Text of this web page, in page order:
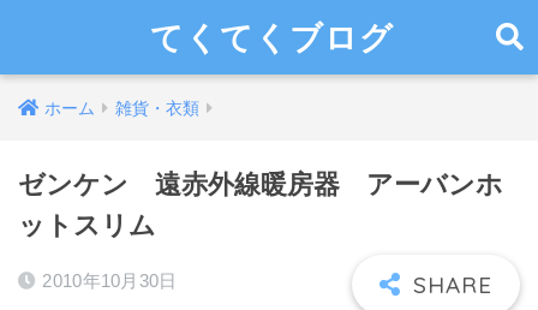
てくてくブログ
ホーム 雑貨・衣類
ゼンケン 遠赤外線暖房器 アーバンホ
ットスリム
2010年10月30日